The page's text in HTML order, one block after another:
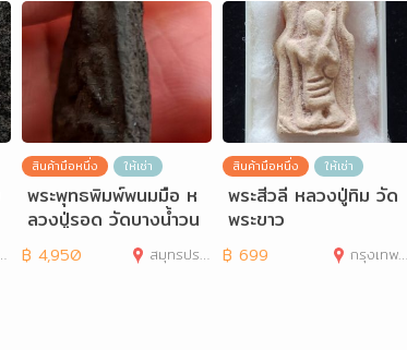
สินค้ามือหนึ่ง ให้เช่า
พระพุทธพิมพ์พนมมือ ห
ลวงปู่รอด วัดบางน้ำวน
เนื้อผงคลุกรัก
฿ 4,950 สมุทรปราการ
สินค้ามือหนึ่ง ให้เช่า
พระสีวลี หลวงปู่ทิม วัด
พระขาว
฿ 699 กรุงเทพมหานคร